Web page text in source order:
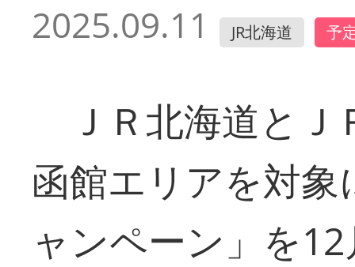
2025.09.11 JR北海道 予
ＪＲ北海道とＪ
函館エリアを対
ャンペーン」を